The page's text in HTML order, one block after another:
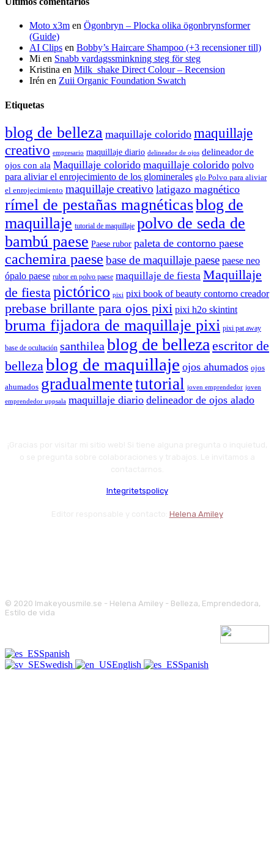
Moto x3m en Ögonbryn – Plocka olika ögonbrynsformer
(Guide)
AI Clips en Bobby’s Haircare Shampoo (+3 recensioner till)
Mi en Snabb vardagssminkning steg för steg
Kristina en Milk_shake Direct Colour – Recension
Irén en Zuii Organic Foundation Swatch
Etiquetas
blog de belleza maquillaje colorido maquillaje
creativo empresario maquillaje diario delineador de ojos delineador de
ojos con ala Maquillaje colorido maquillaje colorido polvo
para aliviar el enrojecimiento de los glominerales glo Polvo para aliviar
el enrojecimiento maquillaje creativo latigazo magnético
rímel de pestañas magnéticasblog de
maquillaje tutorial de maquillaje polvo de seda de
bambú paese Paese rubor paleta de contorno paese
cachemira paese base de maquillaje paese paese neo
ópalo paese rubor en polvo paese maquillaje de fiesta Maquillaje
de fiestapictórico pixi pixi book of beauty contorno creador
prebase brillante para ojos pixi pixi h2o skintint
bruma fijadora de maquillaje pixi pixi pat away
base de ocultación santhilea blog de belleza escritor de
belleza blog de maquillaje ojos ahumados ojos
ahumados gradualmentetutorial joven emprendedor joven
emprendedor uppsala maquillaje diario delineador de ojos alado
Integritetspolicy
Helena Amiley
© 2020 Imakeyousmile.se - Helena Amiley - Belleza, Emprendedora,
Estilo de vida
Spanish
Swedish
English Spanish